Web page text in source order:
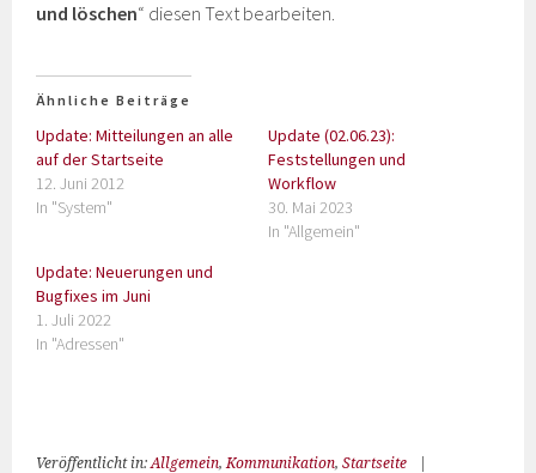
und löschen“ diesen Text bearbeiten.
Ähnliche Beiträge
Update: Mitteilungen an alle
auf der Startseite
12. Juni 2012
In "System"
Update (02.06.23):
Feststellungen und
Workflow
30. Mai 2023
In "Allgemein"
Update: Neuerungen und
Bugfixes im Juni
1. Juli 2022
In "Adressen"
Veröffentlicht in:Allgemein,Kommunikation,Startseite